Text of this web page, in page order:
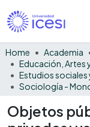
Home Academia
Sociología -
Objetos